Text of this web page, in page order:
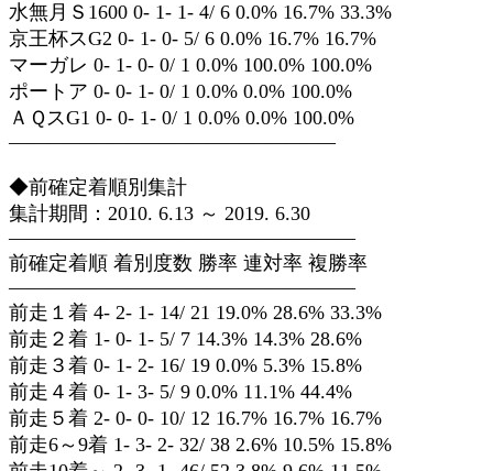
水無月Ｓ1600 0- 1- 1- 4/ 6 0.0% 16.7% 33.3%
京王杯スG2 0- 1- 0- 5/ 6 0.0% 16.7% 16.7%
マーガレ 0- 1- 0- 0/ 1 0.0% 100.0% 100.0%
ポートア 0- 0- 1- 0/ 1 0.0% 0.0% 100.0%
ＡＱスG1 0- 0- 1- 0/ 1 0.0% 0.0% 100.0%
————————————————–
◆前確定着順別集計
集計期間：2010. 6.13 ～ 2019. 6.30
—————————————————–
前確定着順 着別度数 勝率 連対率 複勝率
—————————————————–
前走１着 4- 2- 1- 14/ 21 19.0% 28.6% 33.3%
前走２着 1- 0- 1- 5/ 7 14.3% 14.3% 28.6%
前走３着 0- 1- 2- 16/ 19 0.0% 5.3% 15.8%
前走４着 0- 1- 3- 5/ 9 0.0% 11.1% 44.4%
前走５着 2- 0- 0- 10/ 12 16.7% 16.7% 16.7%
前走6～9着 1- 3- 2- 32/ 38 2.6% 10.5% 15.8%